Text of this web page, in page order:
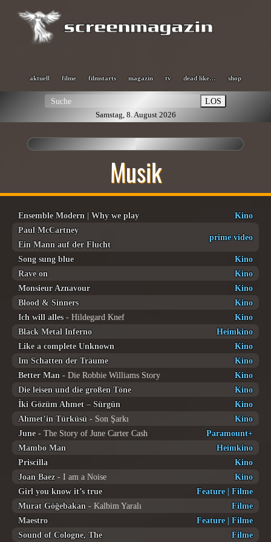
aktuell filme filmstarts magazin tv dead like… shop
LOS
Samstag, 8. August 2026
Musik
Ensemble Modern | Why we play
Kino
Paul McCartney
Ein Mann auf der Flucht
prime video
Song sung blue
Kino
Rave on
Kino
Monsieur Aznavour
Kino
Blood & Sinners
Kino
Ich will alles- Hildegard Knef
Kino
Black Metal Inferno
Heimkino
Like a complete Unknown
Kino
Im Schatten der Träume
Kino
Better Man - Die Robbie Williams Story
Kino
Die leisen und die großen Töne
Kino
İki Gözüm Ahmet – Sürgün
Kino
Ahmet’in Türküsü - Son Şarkı
Kino
June- The Story of June Carter Cash
Paramount+
Mambo Man
Heimkino
Priscilla
Kino
Joan Baez- I am a Noise
Kino
Girl you know it’s true
Feature| Filme
Murat Göğebakan - Kalbim Yaralı
Filme
Maestro
Feature| Filme
Sound of Cologne, The
Filme